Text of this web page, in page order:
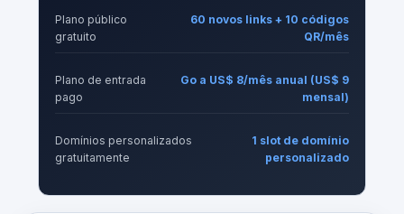
Plano público
gratuito
60 novos links + 10 códigos
QR/mês
Plano de entrada
pago
Go a US$ 8/mês anual (US$ 9
mensal)
Domínios personalizados
gratuitamente
1 slot de domínio
personalizado